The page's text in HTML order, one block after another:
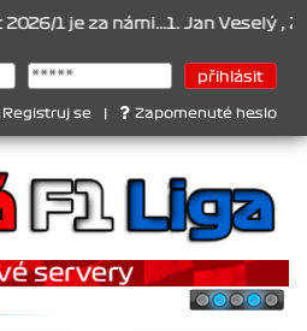
1 je za námi...1. Jan Veselý , 2.
Registruj se Zapomenuté heslo